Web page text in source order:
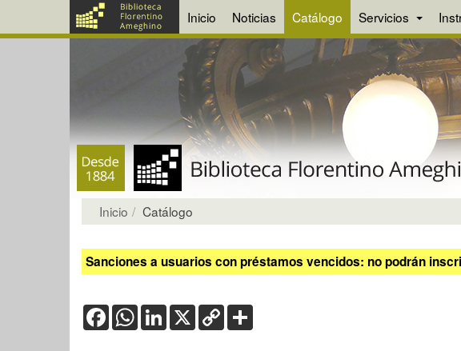
Inicio Noticias Catálogo Servicios
Inicio Catálogo
Sanciones a usuarios con préstamos vencidos: no podrán
FacebookWhatsApp
LinkedIn
X Copy
Link